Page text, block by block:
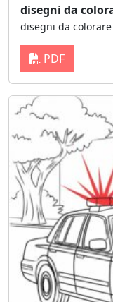
disegni da
disegni da
PDF